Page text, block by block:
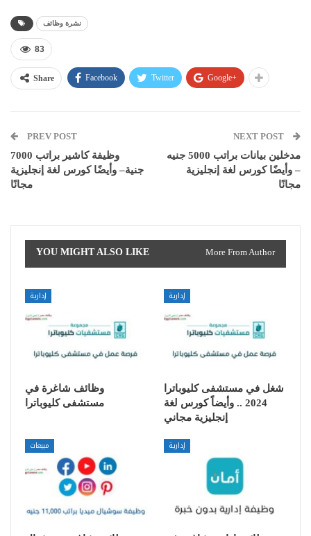
نشرة وظائف
83
Share Facebook Twitter Google+
PREV POST
وظيفة كاشير براتب 7000
جنية– وأيضًا كورس لغة إنجليزية
مجانًا
NEXT POST
مدخلين بيانات براتب 5000 جنيه
– وأيضًا كورس لغة إنجليزية
مجانًا
YOU MIGHT ALSO LIKE More From Author
إدارية
وظائف شاغرة في
مستشفى كليوباترا
إدارية
شغل في مستشفى كليوباترا
2024 .. وأيضاً كورس لغة
إنجليزية مجاني
مبيعات إدارية